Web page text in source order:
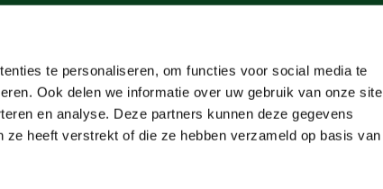
te personaliseren, om functies voor social media te
Ook delen we informatie over uw gebruik van onze site
en analyse. Deze partners kunnen deze gegevens
ze heeft verstrekt of die ze hebben verzameld op basis van
Cadeaubonnen
Inlijsten
Servicegebieden